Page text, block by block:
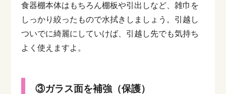
食器棚本体はもちろん棚板や引出しなど、雑巾を
しっかり絞ったもので水拭きしましょう。引越し
ついでに綺麗にしていけば、引越し先でも気持ち
よく使えますよ。
③ガラス面を補強（保護）